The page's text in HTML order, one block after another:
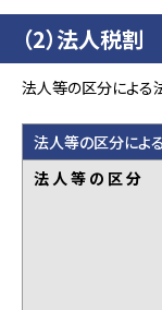
（2）法人税割
法人等の区分による
法人等の区分によ
法 人 等 の 区 分